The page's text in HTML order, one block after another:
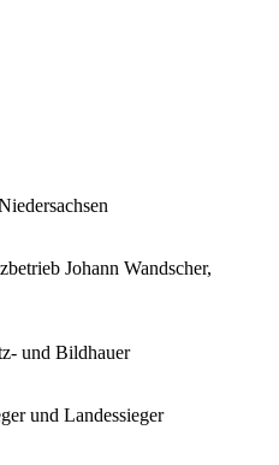
Johann Wandscher,
und Bildhauer
und Landessieger